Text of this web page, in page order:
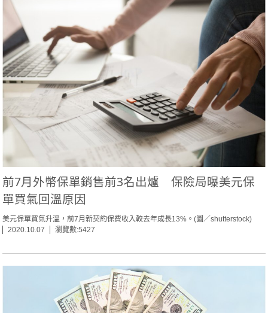
前7月外幣保單銷售前3名出爐 保險局曝美元保
單買氣回溫原因
美元保單買氣升溫，前7月新契約保費收入較去年成長13%。(圖／shutterstock)
2020.10.07
瀏覽數:5427